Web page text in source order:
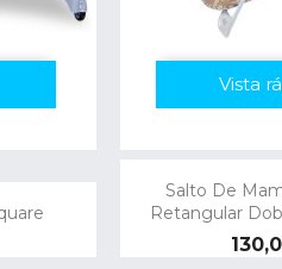
Salto De
Retangular
Vista